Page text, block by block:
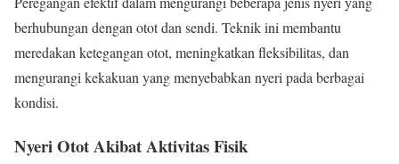
berhubungan dengan otot dan sendi. Teknik ini membantu
meredakan ketegangan otot, meningkatkan fleksibilitas, dan
mengurangi kekakuan yang menyebabkan nyeri pada berbagai
kondisi.
Nyeri Otot Akibat Aktivitas Fisik